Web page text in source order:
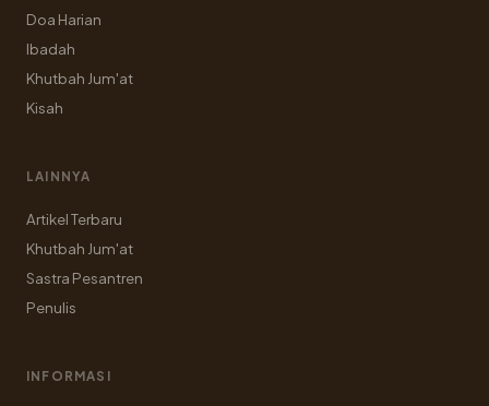
Doa Harian
Ibadah
Khutbah Jum'at
Kisah
LAINNYA
Artikel Terbaru
Khutbah Jum'at
Sastra Pesantren
Penulis
INFORMASI